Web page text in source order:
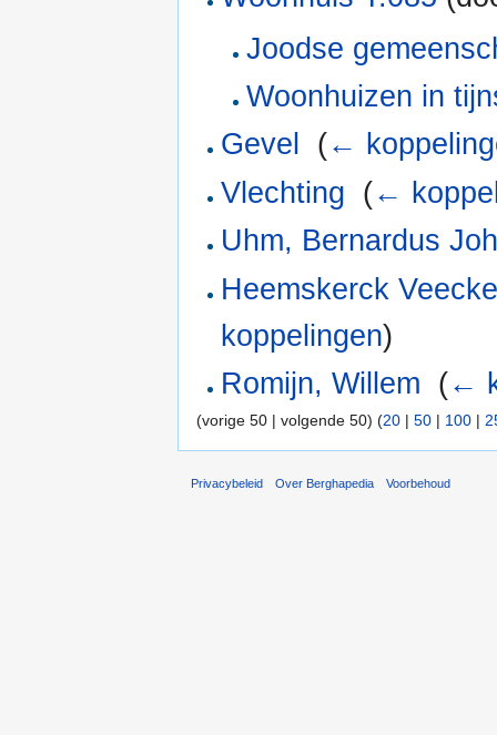
Joodse
Woonhuizen in
Gevel
(←
Vlechting (←
Uhm, Bernardus
Heemskerck
koppelingen)
Romijn, Willem (←
(vorige 50 | volgende 50) (20 | 50 | 100 |
Privacybeleid Over Berghapedia Voorbehoud